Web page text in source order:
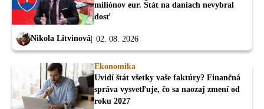
miliónov eur. Štát na daniach nevybral
dosť
Nikola Litvinová 02. 08. 2026
Ekonomika
Uvidí štát všetky vaše faktúry? Finančná
správa vysvetľuje, čo sa naozaj zmení od
roku 2027